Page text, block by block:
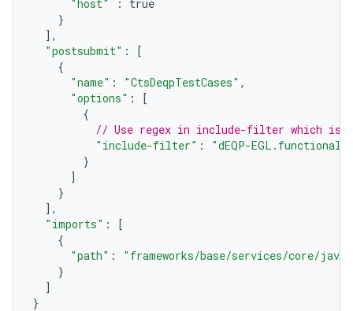
"host"
:
true
}
],
"postsubmit" :
[
{
"name" : "CtsDeqpTestCases" ,
"options" :
[
{
// Use regex in include-filter which is
"include-filter" :
"dEQP-
}
]
}
],
"imports" :
[
{
"path" :
"frameworks/base/services/core/
}
]
}